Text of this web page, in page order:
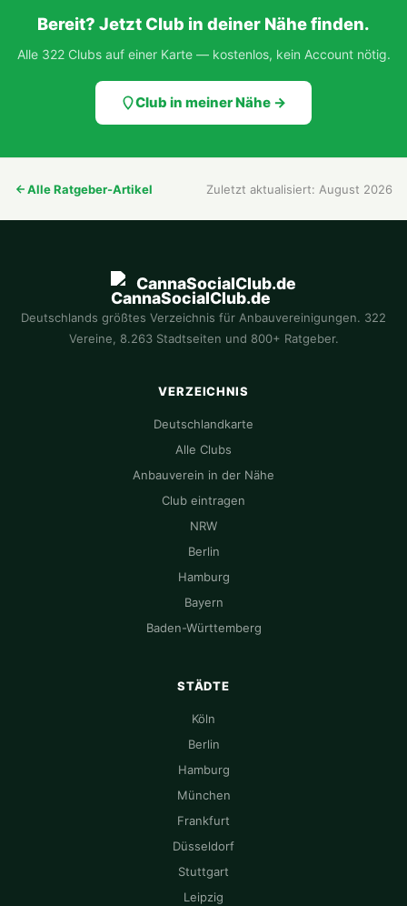
Bereit? Jetzt Club in deiner Nähe finden.
Alle 322 Clubs auf einer Karte — kostenlos, kein Account nötig.
Club in meiner Nähe →
Alle Ratgeber-Artikel Zuletzt aktualisiert: August 2026
CannaSocialClub.de
Deutschlands größtes Verzeichnis für Anbauvereinigungen. 322
Vereine, 8.263 Stadtseiten und 800+ Ratgeber.
VERZEICHNIS
Deutschlandkarte
Alle Clubs
Anbauverein in der Nähe
Club eintragen
NRW
Berlin
Hamburg
Bayern
Baden-Württemberg
STÄDTE
Köln
Berlin
Hamburg
München
Frankfurt
Düsseldorf
Stuttgart
Leipzig